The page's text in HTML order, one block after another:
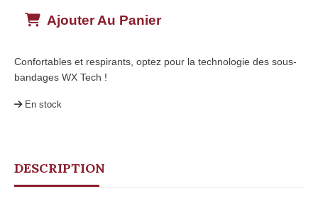
Ajouter Au Panier
Confortables et respirants, optez pour la technologie des sous-
bandages WX Tech !
En stock
DESCRIPTION